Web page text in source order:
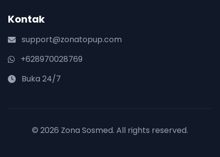
Kontak
support@zonatopup.com
+628970028769
Buka 24/7
© 2026 Zona Sosmed. All rights reserved.